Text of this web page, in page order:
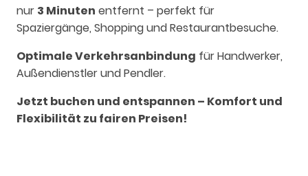
nur 3 Minuten entfernt – perfekt für
Spaziergänge, Shopping und Restaurantbesuche.
Optimale Verkehrsanbindung für Handwerker,
Außendienstler und Pendler.
Jetzt buchen und entspannen – Komfort und
Flexibilität zu fairen Preisen!